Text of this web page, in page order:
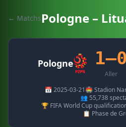
← MatchsPologne –
Pologne 1–0
Aller
📅 2025-03-21🏟️ Stadion
👥 55,738
🏆 FIFA World Cup
📋 Phase de